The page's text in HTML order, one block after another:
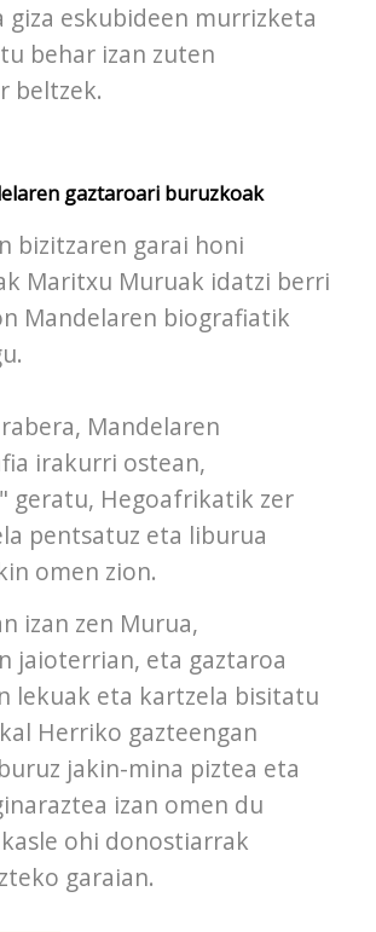
giza eskubideen murrizketa
behar izan zuten
beltzek.
gaztaroari buruzkoak
bizitzaren garai honi
Maritxu Muruak idatzi berri
Mandelaren biografiatik
Mandelaren
irakurri ostean,
geratu, Hegoafrikatik zer
pentsatuz eta liburua
omen zion.
izan zen Murua,
jaioterrian, eta gaztaroa
lekuak eta kartzela bisitatu
Herriko gazteengan
jakin-mina piztea eta
izan omen du
ohi donostiarrak
garaian.